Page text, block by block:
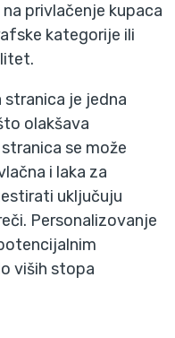
privlačenje kupaca
kategorije ili
stranica je jedna
olakšava
se može
i laka za
uključuju
Personalizovanje
viših stopa